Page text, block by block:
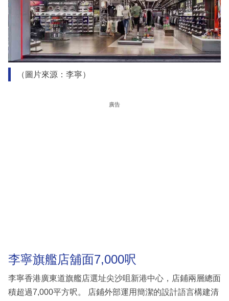
（圖片來源：李寧）
廣告
李寧旗艦店舖面7,000呎
李寧香港廣東道旗艦店選址尖沙咀新港中心，店鋪兩層總面
積超過7,000平方呎。 店鋪外部運用簡潔的設計語言構建清